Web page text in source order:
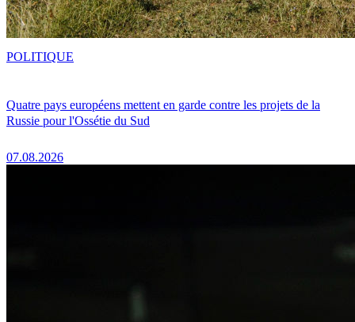
Quatre pays européens mettent en garde contre les projets de la
Russie pour l'Ossétie du Sud
07.08.2026
POLITIQUE